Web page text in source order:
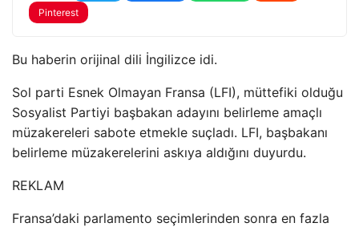
Pinterest
Bu haberin orijinal dili İngilizce idi.
Sol parti Esnek Olmayan Fransa (LFI), müttefiki olduğu
Sosyalist Partiyi başbakan adayını belirleme amaçlı
müzakereleri sabote etmekle suçladı. LFI, başbakanı
belirleme müzakerelerini askıya aldığını duyurdu.
REKLAM
Fransa’daki parlamento seçimlerinden sonra en fazla